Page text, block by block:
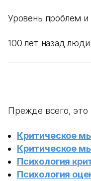
Уровень проблем
100 лет назад
Прежде всего, это
Критическое
Критическое
Психология
Психология